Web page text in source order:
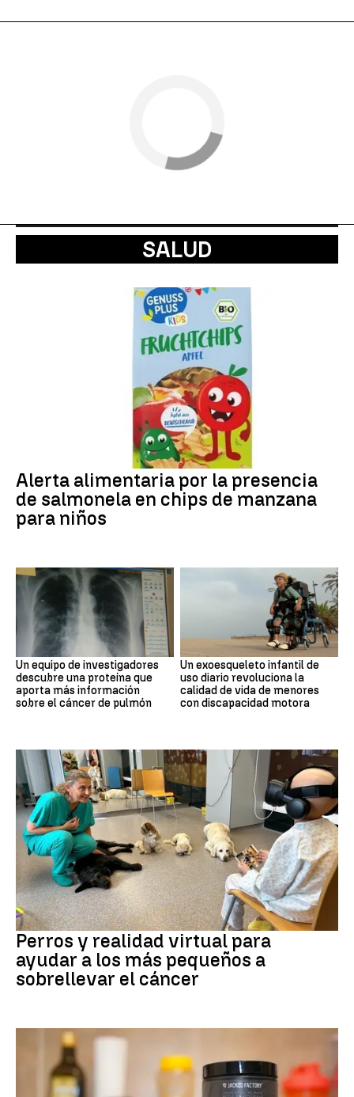
SALUD
Alerta alimentaria por la presencia
de salmonela en chips de manzana
para niños
Un equipo de investigadores
descubre una proteína que
aporta más información
sobre el cáncer de pulmón
Un exoesqueleto infantil de
uso diario revoluciona la
calidad de vida de menores
con discapacidad motora
Galicia
Perros y realidad virtual para
ayudar a los más pequeños a
sobrellevar el cáncer